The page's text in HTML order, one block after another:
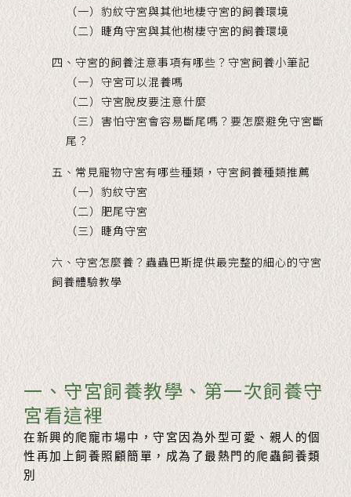
（一）豹紋守宮與其他地棲守宮的飼養環境
（二）睫角守宮與其他樹棲守宮的飼養環境
四、守宮的飼養注意事項有哪些？守宮飼養小筆記
（一）守宮可以混養嗎
（二）守宮脫皮要注意什麼
（三）害怕守宮會容易斷尾嗎？要怎麼避免守宮斷
尾？
五、常見寵物守宮有哪些種類，守宮飼養種類推薦
（一） 豹紋守宮
（二）肥尾守宮
（三） 睫角守宮
六、守宮怎麼養？蟲蟲巴斯提供最完整的細心的守宮
飼養體驗教學
一、守宮飼養教學、第一次飼養守
宮看這裡
在新興的爬寵市場中，守宮因為外型可愛、親人的個
性再加上飼養照顧簡單，成為了最熱門的爬蟲飼養類
別